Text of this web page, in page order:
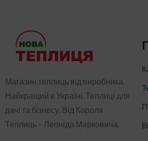
Магазин теплиць від виробника.
Найкращий в Україні. Теплиці для
дачі та бізнесу. Від Короля
Теплиць – Леоніда Марковича.